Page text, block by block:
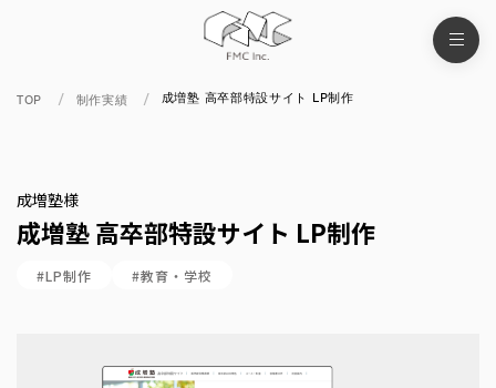
TOP 制作実績 成増塾 高卒部特設サイト LP制作
成増塾様
成増塾 高卒部特設サイト LP制作
#LP制作 #教育・学校